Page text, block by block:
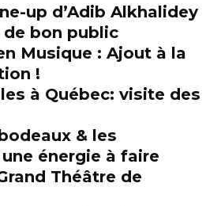
up d’Adib Alkhalidey
bon public
Musique : Ajout à la
!
à Québec: visite des
& les
énergie à faire
Théâtre de